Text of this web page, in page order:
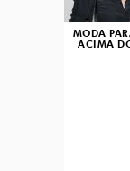
MODA
ACIMA